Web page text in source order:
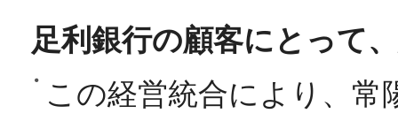
足利銀行の顧客にとって
この経営統合により、